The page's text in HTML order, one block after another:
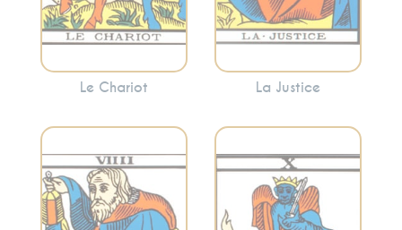
Le Chariot
vos actions.
La Justice
Incarne la
recherche
Évoque le